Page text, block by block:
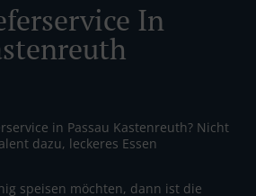
In
in Passau Kastenreuth? Nicht
dazu, leckeres Essen
speisen möchten, dann ist die